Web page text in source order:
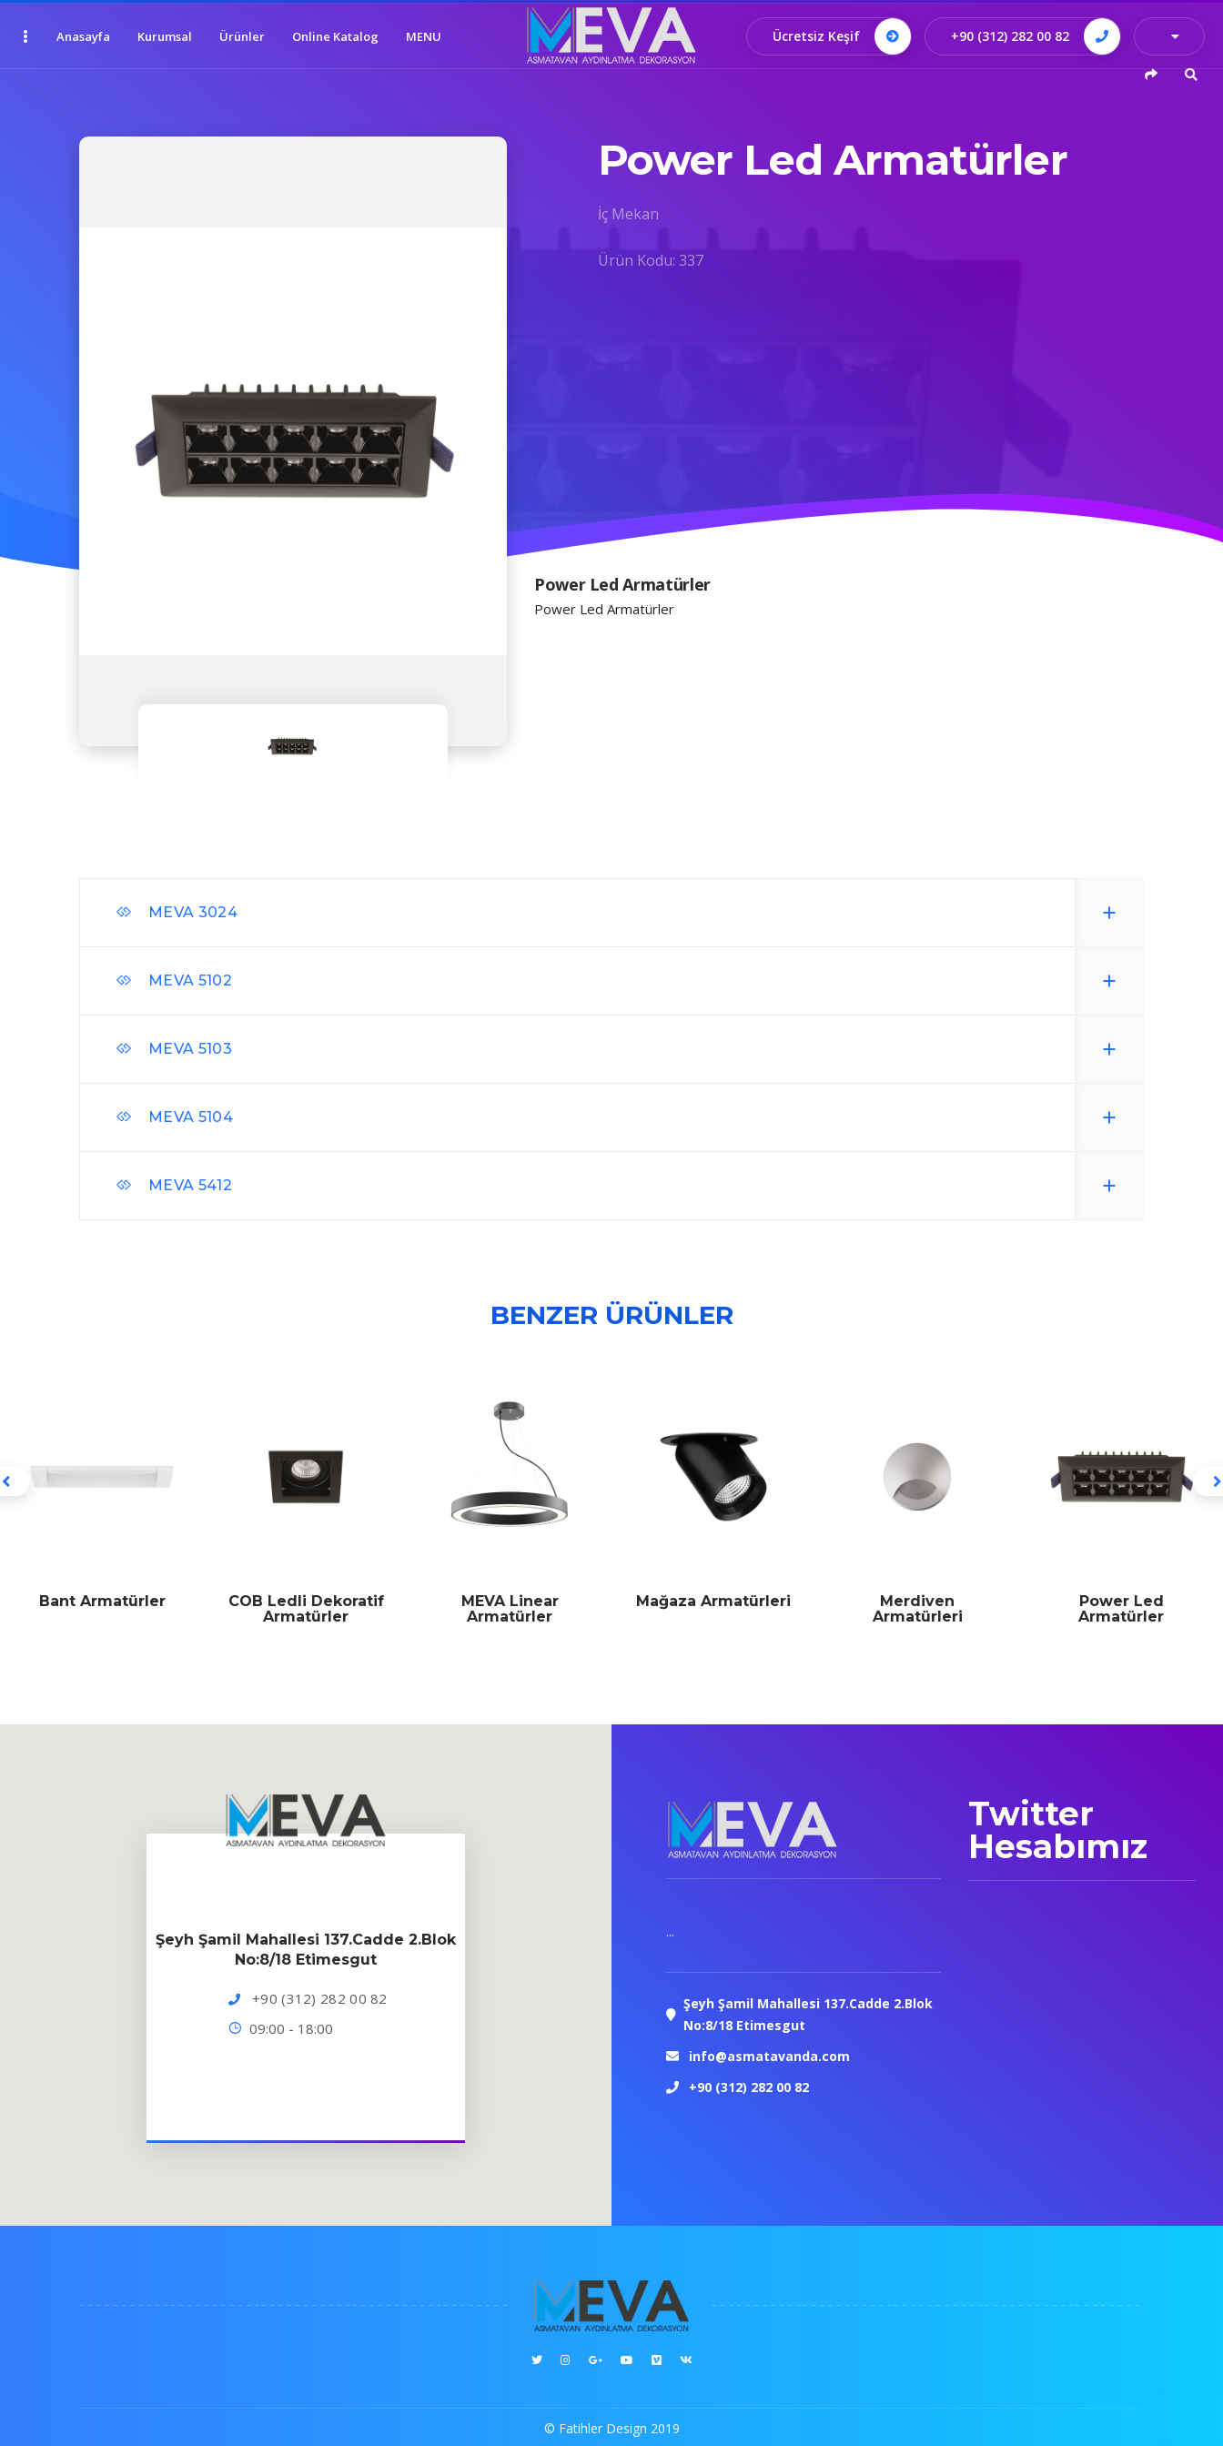
Anasayfa Kurumsal Ürünler Online Katalog MENU Ücretsiz Keşif +90 (312) 282 00 82
Power Led Armatürler
İç Mekan
Ürün Kodu: 337
Power Led Armatürler
Power Led Armatürler
MEVA 3024
MEVA 5102
MEVA 5103
MEVA 5104
MEVA 5412
BENZER ÜRÜNLER
Bant Armatürler
COB Ledli Dekoratif
Armatürler
MEVA Linear
Armatürler
Mağaza Armatürleri
Merdiven
Armatürleri
Power Led
Armatürler
Şeyh Şamil Mahallesi 137.Cadde 2.Blok
No:8/18 Etimesgut
+90 (312) 282 00 82
09:00 - 18:00
...
Şeyh Şamil Mahallesi 137.Cadde 2.Blok
No:8/18 Etimesgut
info@asmatavanda.com
+90 (312) 282 00 82
Twitter
Hesabımız
© Fatihler Design 2019